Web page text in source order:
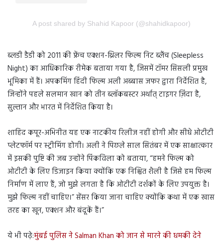
A post shared by Shahid Kapoor (@shahidkapoor)
ब्लडी डैडी को 2011 की फ्रेंच एक्शन-थ्रिलर फिल्म निट ब्लैंच (Sleepless
Night) का आधिकारिक रीमेक बताया गया है, जिसमें टॉमर सिसली प्रमुख
भूमिका में हैं। अपकमिंग हिंदी फिल्म अली अब्बास जफर द्वारा निर्देशित है,
जिन्होंने पहले सलमान खान को तीन ब्लॉकबस्टर अर्थात् टाइगर ज़िंदा है,
सुल्तान और भारत में निर्देशित किया है।
शाहिद कपूर-अभिनीत यह एक नाटकीय रिलीज नहीं होगी और सीधे ओटीटी
प्लेटफॉर्म पर स्ट्रीमिंग होगी। अली ने पिछले साल सितंबर में एक साक्षात्कार
में इसकी पुष्टि की जब उन्होंने पिंकविला को बताया, “हमने फिल्म को
ओटीटी के लिए डिजाइन किया क्योंकि एक निश्चित शैली है जिसे हम फिल्म
निर्माण में लाए हैं, जो मुझे लगता है कि ओटीटी दर्शकों के लिए उपयुक्त है।
मुझे फिल्म नहीं चाहिए।” सेंसर किया जाना चाहिए क्योंकि कथा में एक खास
तरह का खून, एक्शन और बंदूकें हैं।”
ये भी पढ़े:मुंबई पुलिस ने Salman Khan को जान से मारने की धमकी देने